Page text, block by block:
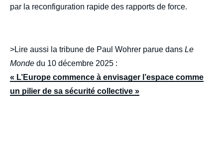
par la reconfiguration rapide des rapports de force.
>Lire aussi la tribune de Paul Wohrer parue dans Le
Monde du 10 décembre 2025 :
« L’Europe commence à envisager l’espace comme
un pilier de sa sécurité collective »